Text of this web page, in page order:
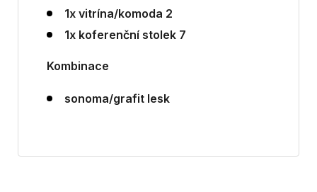
1x vitrína/komoda 2
1x koferenční stolek 7
Kombinace
sonoma/grafit lesk